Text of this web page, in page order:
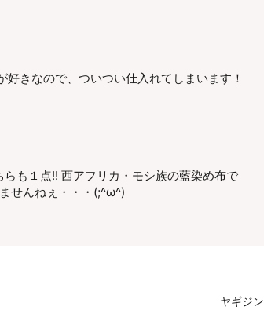
きなので、ついつい仕入れてしまいます！
も１点!! 西アフリカ・モシ族の藍染め布で
せんねぇ・・・(;^ω^)
ヤギジン